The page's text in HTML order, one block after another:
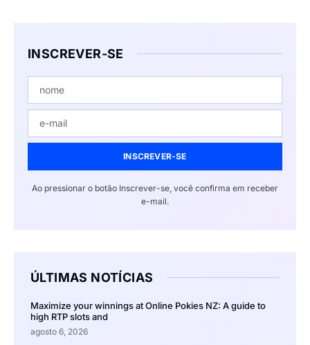
INSCREVER-SE
INSCREVER-SE
Ao pressionar o botão Inscrever-se, você confirma em receber
e-mail.
ÚLTIMAS NOTÍCIAS
Maximize your winnings at Online Pokies NZ: A guide to
high RTP slots and
agosto 6, 2026